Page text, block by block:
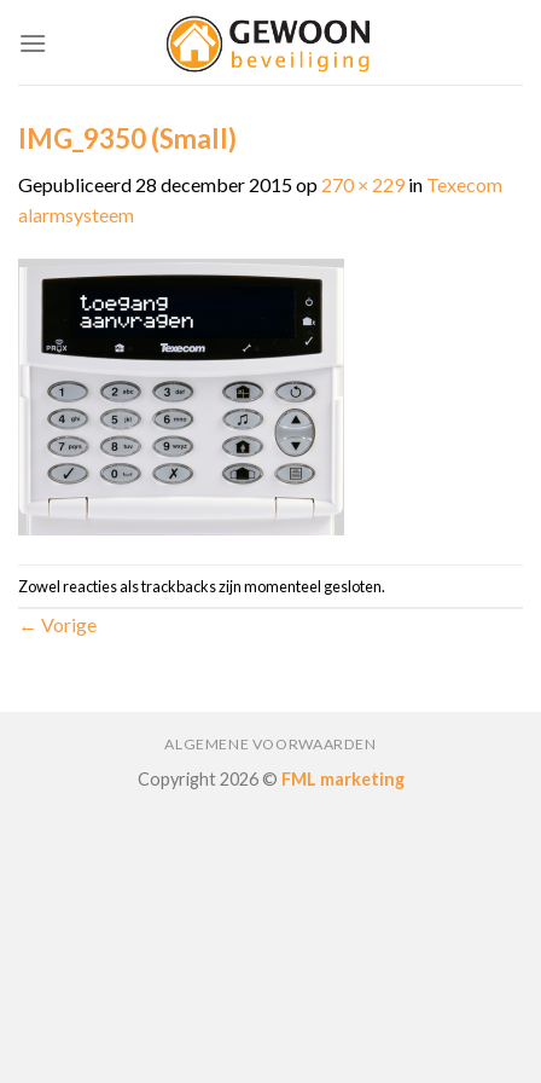
IMG_9350 (Small)
Gepubliceerd 28 december 2015op 270 × 229 in Texecom
alarmsysteem
Zowel reacties als trackbacks zijn momenteel gesloten.
← Vorige
ALGEMENE VOORWAARDEN
Copyright 2026 © FML marketing